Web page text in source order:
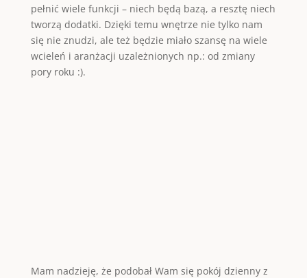
pełnić wiele funkcji – niech będą bazą, a resztę niech
tworzą dodatki. Dzięki temu wnętrze nie tylko nam
się nie znudzi, ale też będzie miało szansę na wiele
wcieleń i aranżacji uzależnionych np.: od zmiany
pory roku :).
Mam nadzieję, że podobał Wam się pokój dzienny z